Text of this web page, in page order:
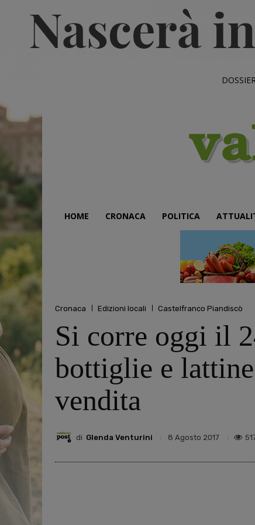
HOME CRONACA POLITICA
Cronaca Edizioni locali Castelfranco Piandiscò
Si corre oggi il
bottiglie e
vendita
di Glenda Venturini 8 Agosto 2017